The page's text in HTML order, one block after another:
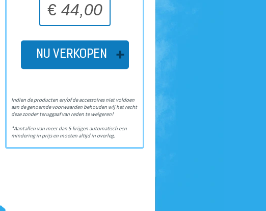
€ 44,00
NU VERKOPEN
Indien de producten en/of de accessoires niet voldoen
aan de genoemde voorwaarden behouden wij het recht
deze zonder teruggaaf van reden te weigeren!
*Aantallen van meer dan 5 krijgen automatisch een
mindering in prijs en moeten altijd in overleg.